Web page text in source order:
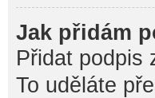
Jak přidám
Přidat podpis
To uděláte